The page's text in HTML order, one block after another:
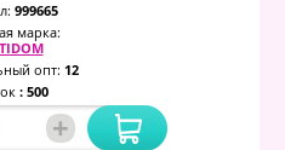
999665
марка:
опт: 12
: 500
+